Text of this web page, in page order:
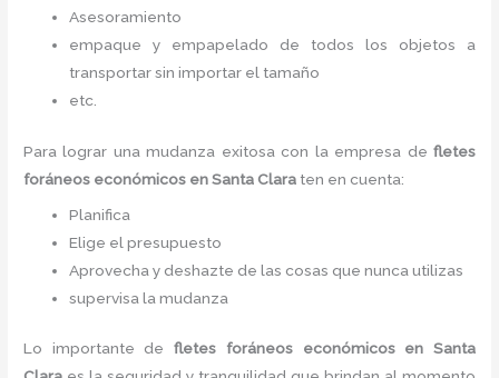
Asesoramiento
empaque y empapelado de todos los objetos a
transportar sin importar el tamaño
etc.
Para lograr una mudanza exitosa con la empresa de fletes
foráneos económicos en Santa Clara ten en cuenta:
Planifica
Elige el presupuesto
Aprovecha y deshazte de las cosas que nunca utilizas
supervisa la mudanza
Lo importante defletes foráneos económicosen Santa